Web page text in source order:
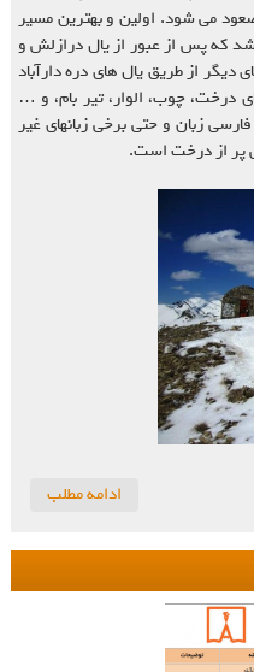
می شود. اولین و بهترین مسیر
که پس از عبور از یال درازلش و
از طریق یال های دره دارآباد
درخت، چوب، الوار، تیر بام، و …
زبان و حتی برخی زبانهای غیر
پر از درخت است.
ادامه مطلب